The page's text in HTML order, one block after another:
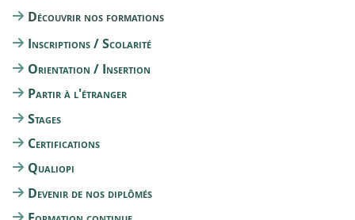
Découvrir nos formations
Inscriptions / Scolarité
Orientation / Insertion
Partir à l'étranger
Stages
Certifications
Qualiopi
Devenir de nos diplômés